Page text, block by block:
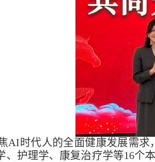
AI时代人的全面健康发展需求，
护理学、康复治疗学等16个